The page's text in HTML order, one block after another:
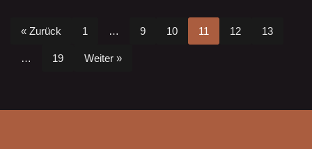
« Zurück 1 … 9 10 11 12 13
… 19 Weiter »